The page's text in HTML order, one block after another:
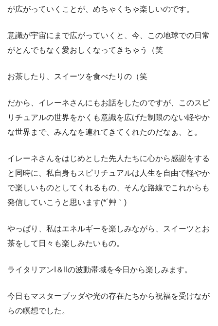
が広がっていくことが、めちゃくちゃ楽しいのです。
意識が宇宙にまで広がっていくと、今、この地球での日常
がとんでもなく愛おしくなってきちゃう（笑
お茶したり、スイーツを食べたりの（笑
だから、イレーネさんにもお話をしたのですが、このスピ
リチュアルの世界をかくも意識を広げた制限のない軽やか
な世界まで、みんなを連れてきてくれたのだなぁ、と。
イレーネさんをはじめとした先人たちに心から感謝をする
と同時に、私自身もスピリチュアルは人生を自由で軽やか
で楽しいものとしてくれるもの、そんな路線でこれからも
発信していこうと思います(*´艸｀)
やっぱり、私はエネルギーを楽しみながら、スイーツとお
茶をして日々も楽しみたいもの。
ライタリアンI＆IIの波動帯域を今日から楽しみます。
今日もマスターブッダや光の存在たちから祝福を受けなが
らの瞑想でした。